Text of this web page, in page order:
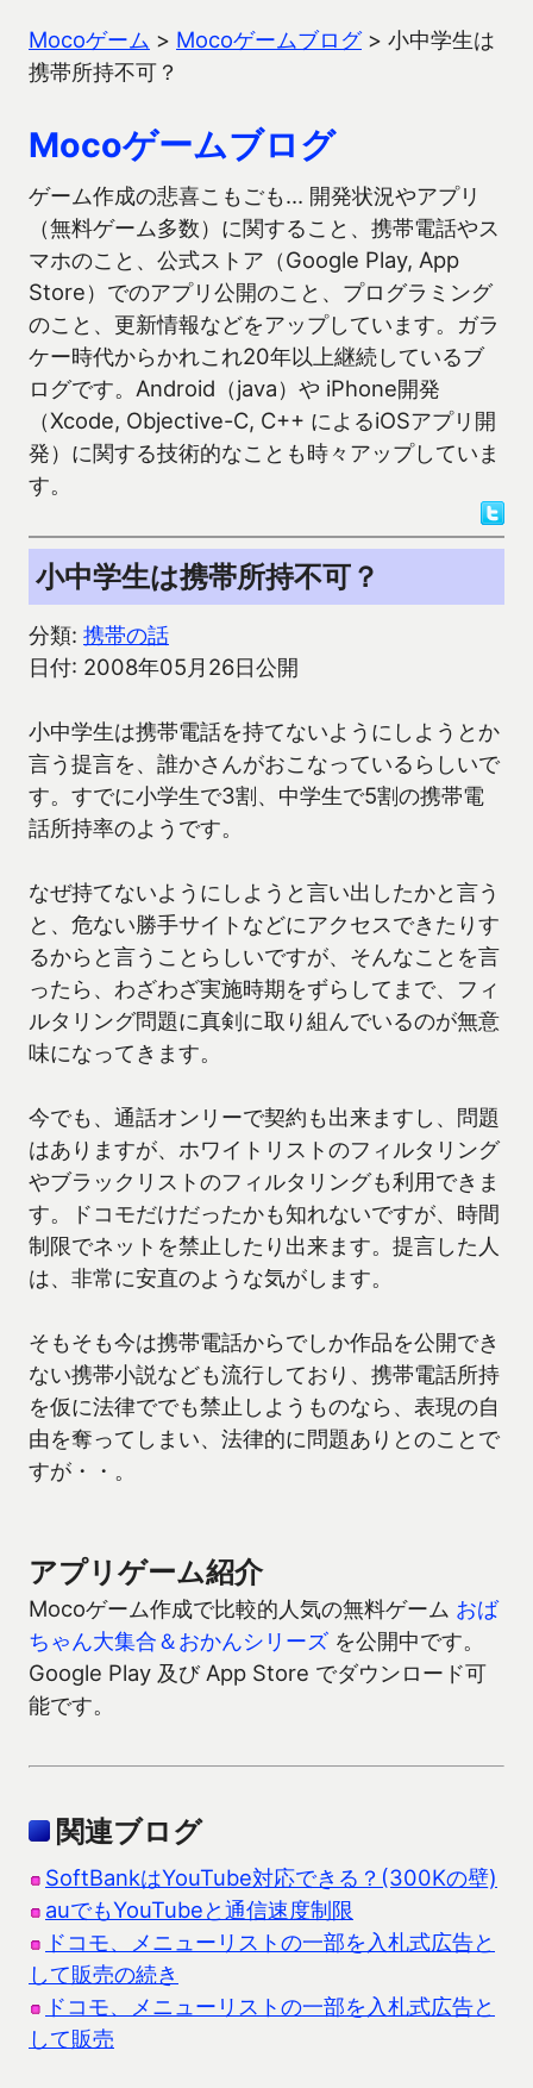
Mocoゲーム > Mocoゲームブログ> 小中学生は
携帯所持不可？
Mocoゲームブログ
ゲーム作成の悲喜こもごも… 開発状況やアプリ
（無料ゲーム多数）に関すること、携帯電話やス
マホのこと、公式ストア（Google Play, App
Store）でのアプリ公開のこと、プログラミング
のこと、更新情報などをアップしています。ガラ
ケー時代からかれこれ20年以上継続しているブ
ログです。Android（java）や iPhone開発
（Xcode, Objective-C, C++ によるiOSアプリ開
発）に関する技術的なことも時々アップしていま
す。
小中学生は携帯所持不可？
分類: 携帯の話
日付: 2008年05月26日公開
小中学生は携帯電話を持てないようにしようとか
言う提言を、誰かさんがおこなっているらしいで
す。すでに小学生で3割、中学生で5割の携帯電
話所持率のようです。
なぜ持てないようにしようと言い出したかと言う
と、危ない勝手サイトなどにアクセスできたりす
るからと言うことらしいですが、そんなことを言
ったら、わざわざ実施時期をずらしてまで、フィ
ルタリング問題に真剣に取り組んでいるのが無意
味になってきます。
今でも、通話オンリーで契約も出来ますし、問題
はありますが、ホワイトリストのフィルタリング
やブラックリストのフィルタリングも利用できま
す。ドコモだけだったかも知れないですが、時間
制限でネットを禁止したり出来ます。提言した人
は、非常に安直のような気がします。
そもそも今は携帯電話からでしか作品を公開でき
ない携帯小説なども流行しており、携帯電話所持
を仮に法律ででも禁止しようものなら、表現の自
由を奪ってしまい、法律的に問題ありとのことで
すが・・。
アプリゲーム紹介
Mocoゲーム作成で比較的人気の無料ゲーム おば
ちゃん大集合＆おかんシリーズ を公開中です。
Google Play 及び App Store でダウンロード可
能です。
関連ブログ
SoftBankはYouTube対応できる？(300Kの壁)
auでもYouTubeと通信速度制限
ドコモ、メニューリストの一部を入札式広告と
して販売の続き
ドコモ、メニューリストの一部を入札式広告と
して販売